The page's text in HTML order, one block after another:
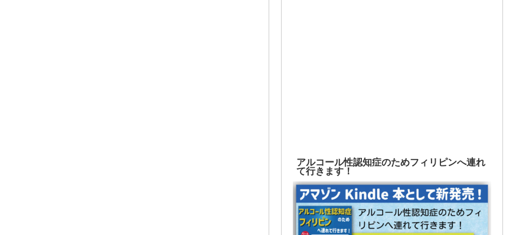
アルコール性認知症のためフィリピンへ連れ
て行きます！